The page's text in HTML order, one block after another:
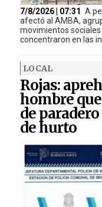
7/8/2026 | 07:31 A
afectó al AMBA,
movimientos
concentraron en las
LOCAL
Rojas:
hombre
de
de hurto